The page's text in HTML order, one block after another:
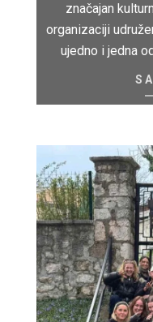
značajan
organizaciji
ujedno i jedna